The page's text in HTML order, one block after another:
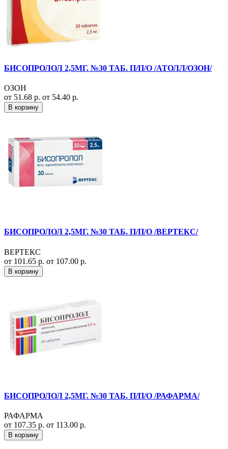
БИСОПРОЛОЛ 2,5МГ. №30 ТАБ. П/П/О /АТОЛЛ/ОЗОН/
ОЗОН
от 51.68 р. от 54.40 р.
В корзину
БИСОПРОЛОЛ 2,5МГ. №30 ТАБ. П/П/О /ВЕРТЕКС/
ВЕРТЕКС
от 101.65 р. от 107.00 р.
В корзину
БИСОПРОЛОЛ 2,5МГ. №30 ТАБ. П/П/О /РАФАРМА/
РАФАРМА
от 107.35 р. от 113.00 р.
В корзину